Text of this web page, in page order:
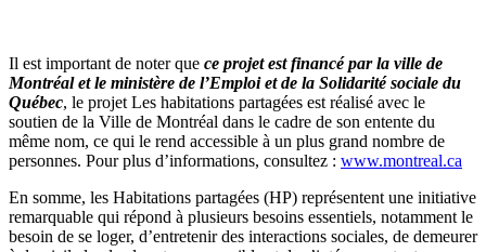
Il est important de noter que ce projet est financé par la ville de
Montréal et le ministère de l’Emploi et de la Solidarité sociale du
Québec, le projet Les habitations partagées est réalisé avec le
soutien de la Ville de Montréal dans le cadre de son entente du
même nom, ce qui le rend accessible à un plus grand nombre de
personnes. Pour plus d’informations, consultez : www.montreal.ca
En somme, les Habitations partagées (HP) représentent une initiative
remarquable qui répond à plusieurs besoins essentiels, notamment le
besoin de se loger, d’entretenir des interactions sociales, de demeurer